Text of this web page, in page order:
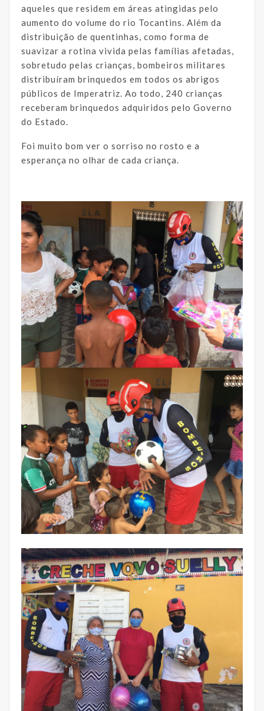
aqueles que residem em áreas atingidas pelo
aumento do volume do rio Tocantins. Além da
distribuição de quentinhas, como forma de
suavizar a rotina vivida pelas famílias afetadas,
sobretudo pelas crianças, bombeiros militares
distribuíram brinquedos em todos os abrigos
públicos de Imperatriz. Ao todo, 240 crianças
receberam brinquedos adquiridos pelo Governo
do Estado.
Foi muito bom ver o sorriso no rosto e a
esperança no olhar de cada criança.